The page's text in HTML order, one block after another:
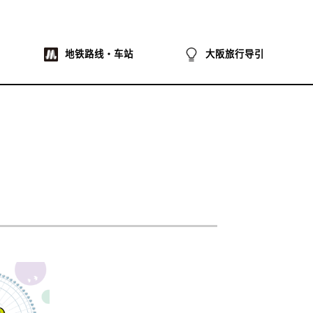
地铁路线・车站 大阪旅行导引